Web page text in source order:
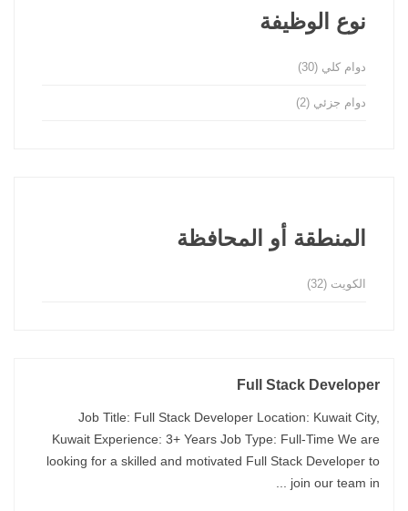
نوع الوظيفة
دوام كلي (30)
دوام جزئي (2)
المنطقة أو المحافظة
الكويت (32)
Full Stack Developer
Job Title: Full Stack Developer Location: Kuwait City,
Kuwait Experience: 3+ Years Job Type: Full-Time We are
looking for a skilled and motivated Full Stack Developer to
join our team in ...